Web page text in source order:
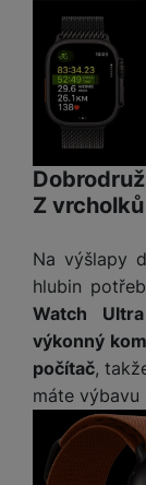
m
y
ši
H
e
r
a
p
o
č
ít
y
p
r
a
m
e
T
V
A
k
y
d
v
ě
a
ví
c
e
X
C
ti
m
di
J
e
o
r
á
z
o
v
é
b
a
Z
Na výšlapy
hlubin
Watch
výkonný
počítač,
máte výbavu